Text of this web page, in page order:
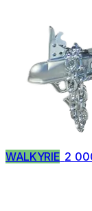
WALKYRIE 2